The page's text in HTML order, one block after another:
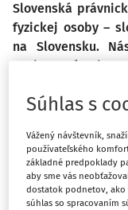
Slovenská
fyzickej osoby –
na Slovensku.
osobe, prípadne
Z hľadiska
133AE/325AE
predaj 311AE
Z hľadiska
nehnuteľnosti za
Súhlas s
Vážený návštevník,
používateľského
základné predpoklady
aby sme vás
dostatok podnetov, ako
súhlas so spracovaním